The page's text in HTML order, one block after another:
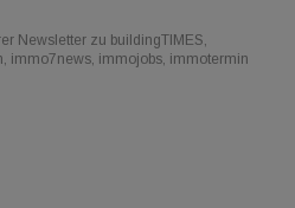
Newsletter zu buildingTIMES,
immo7news, immojobs, immotermin